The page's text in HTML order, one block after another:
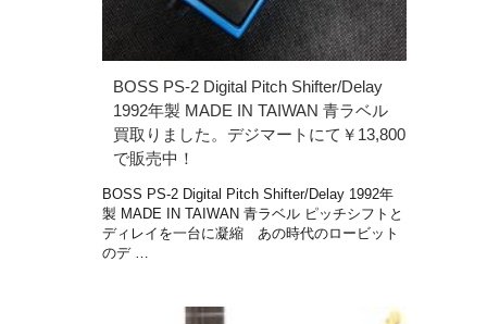
BOSS PS-2 Digital Pitch Shifter/Delay
1992年製 MADE IN TAIWAN 青ラベル
買取りました。デジマートにて￥13,800
で販売中！
BOSS PS-2 Digital Pitch Shifter/Delay 1992年
製 MADE IN TAIWAN 青ラベル ピッチシフトと
ディレイを一台に凝縮 あの時代のロービット
のデ …